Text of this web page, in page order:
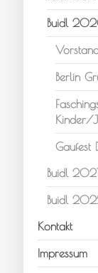
Buidl
Berlin
Kinder/
Gaufest
Buidl 2021
Buidl
Kontakt
Impressum